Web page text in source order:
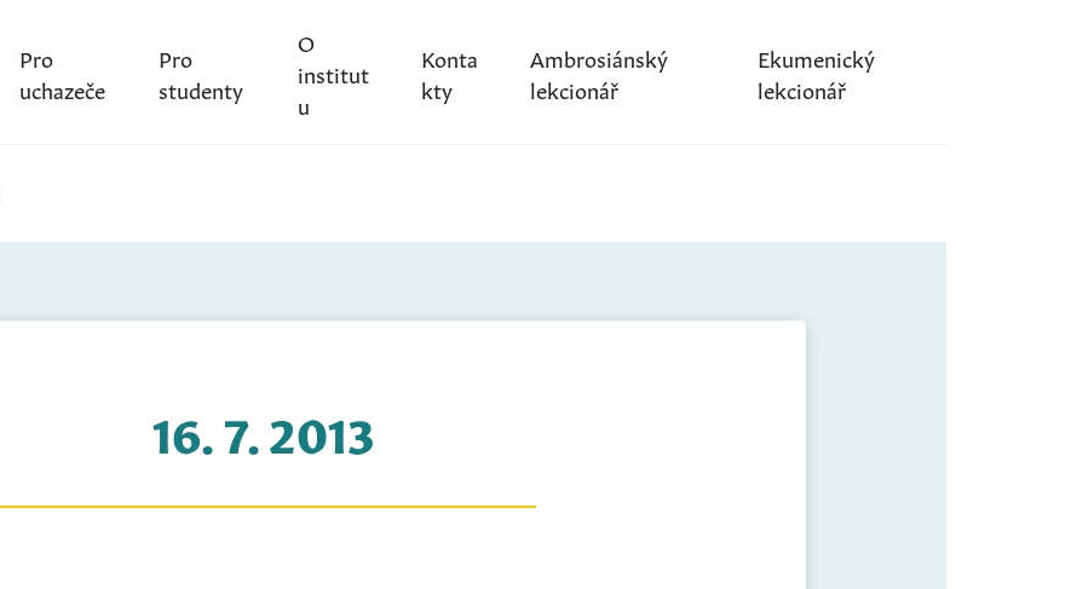
Pro
uchazeče
Pro
studenty
O
institut
u
Konta
kty
Ambrosiánský
lekcionář
Ekumenický
lekcionář
16. 7. 2013